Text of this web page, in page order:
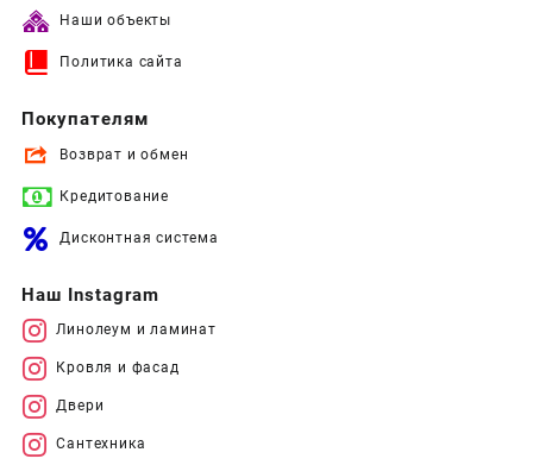
Наши объекты
Политика сайта
Покупателям
Возврат и обмен
Кредитование
Дисконтная система
Наш Instagram
Линолеум и ламинат
Кровля и фасад
Двери
Сантехника